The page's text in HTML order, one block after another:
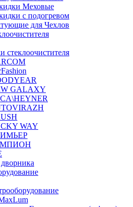
Меховые
с подогревом
для Чехлов
стеклоочистителя
GALAXY
WAY